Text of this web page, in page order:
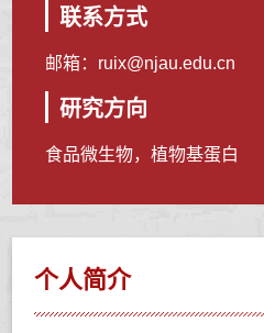
联系方式
邮箱： ruix@njau.edu.cn
研究方向
食品微生物，植物基蛋白
个人简介